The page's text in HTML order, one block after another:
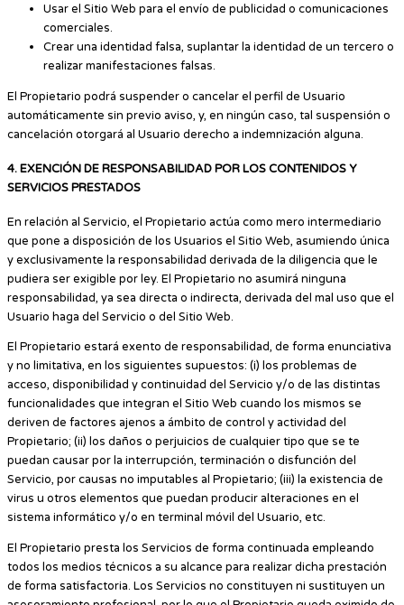
Usar el Sitio Web para el envío de publicidad o comunicaciones
comerciales.
Crear una identidad falsa, suplantar la identidad de un tercero o
realizar manifestaciones falsas.
El Propietario podrá suspender o cancelar el perfil de Usuario
automáticamente sin previo aviso, y, en ningún caso, tal suspensión o
cancelación otorgará al Usuario derecho a indemnización alguna.
4. EXENCIÓN DE RESPONSABILIDAD POR LOS CONTENIDOS Y
SERVICIOS PRESTADOS
En relación al Servicio, el Propietario actúa como mero intermediario
que pone a disposición de los Usuarios el Sitio Web, asumiendo única
y exclusivamente la responsabilidad derivada de la diligencia que le
pudiera ser exigible por ley. El Propietario no asumirá ninguna
responsabilidad, ya sea directa o indirecta, derivada del mal uso que el
Usuario haga del Servicio o del Sitio Web.
El Propietario estará exento de responsabilidad, de forma enunciativa
y no limitativa, en los siguientes supuestos: (i) los problemas de
acceso, disponibilidad y continuidad del Servicio y/o de las distintas
funcionalidades que integran el Sitio Web cuando los mismos se
deriven de factores ajenos a ámbito de control y actividad del
Propietario; (ii) los daños o perjuicios de cualquier tipo que se te
puedan causar por la interrupción, terminación o disfunción del
Servicio, por causas no imputables al Propietario; (iii) la existencia de
virus u otros elementos que puedan producir alteraciones en el
sistema informático y/o en terminal móvil del Usuario, etc.
El Propietario presta los Servicios de forma continuada empleando
todos los medios técnicos a su alcance para realizar dicha prestación
de forma satisfactoria. Los Servicios no constituyen ni sustituyen un